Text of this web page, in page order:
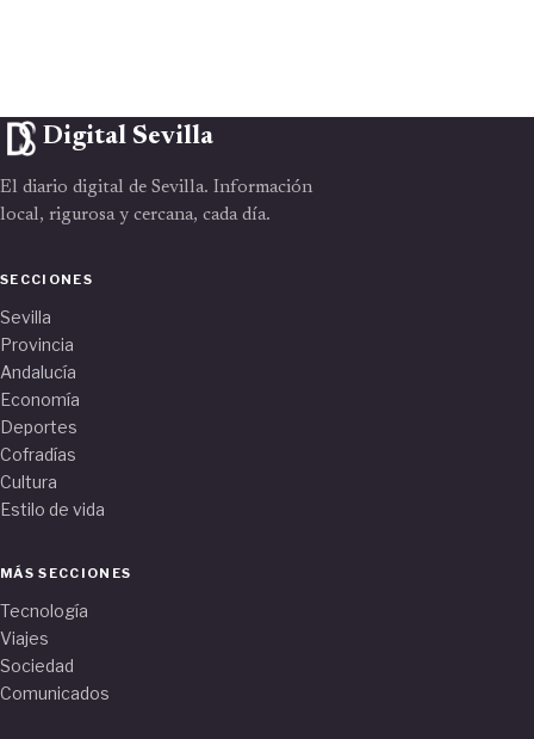
Digital Sevilla
El diario digital de Sevilla. Información
local, rigurosa y cercana, cada día.
SECCIONES
Sevilla
Provincia
Andalucía
Economía
Deportes
Cofradías
Cultura
Estilo de vida
MÁS SECCIONES
Tecnología
Viajes
Sociedad
Comunicados